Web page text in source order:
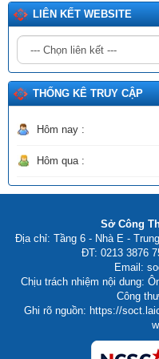
Ngày ban hành: (02/06/2026)
Số:2511/SCT-QLCN
Tên:(Thông tư triển khai
BCT ngày 08/6/2026 của
phát triển công nghiệp
lĩnh vực Công Thương)
Ngày ban hành: (20/06/2026)
LIÊN KẾT WEBSITE
THỐNG KÊ TRUY CẬP
Hôm nay :
Hôm qua :
Sở Công
Địa chỉ: Tầng 6 - Nhà E -
ĐT: 0213 3876
Email:
Chịu trách nhiệm nội dung:
Công
Ghi rõ nguồn: https://